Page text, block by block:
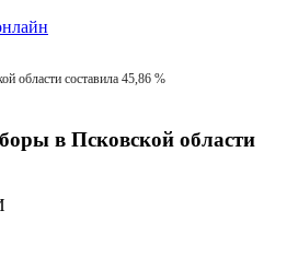
области составила 45,86 %
в Псковской области